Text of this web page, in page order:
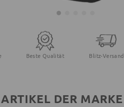
Beste Qualität Blitz-Versand
DER MARKE